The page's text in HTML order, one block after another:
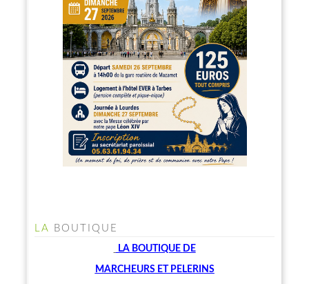
LA BOUTIQUE
LA BOUTIQUE DE
MARCHEURS ET PELERINS